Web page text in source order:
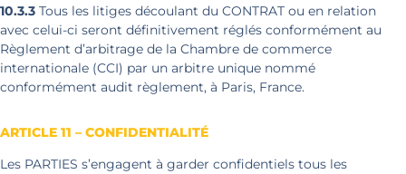
10.3.3 Tous les litiges découlant du CONTRAT ou en relation
avec celui-ci seront définitivement réglés conformément au
Règlement d’arbitrage de la Chambre de commerce
internationale (CCI) par un arbitre unique nommé
conformément audit règlement, à Paris, France.
ARTICLE 11 – CONFIDENTIALITÉ
Les PARTIES s’engagent à garder confidentiels tous les